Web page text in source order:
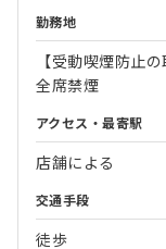
勤務地
【受動喫煙防止の
全席禁煙
アクセス・最寄駅
店舗による
交通手段
徒歩